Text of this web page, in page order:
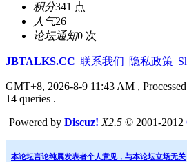
积分341 点
人气26
论坛通知0 次
JBTALKS.CC |联系我们 |隐私政策 |
GMT+8, 2026-8-9 11:43 AM ,
14 queries .
Powered by Discuz! X2.5 © 2001-2012
本论坛言论纯属发表者个人意见，与本论坛立场无关